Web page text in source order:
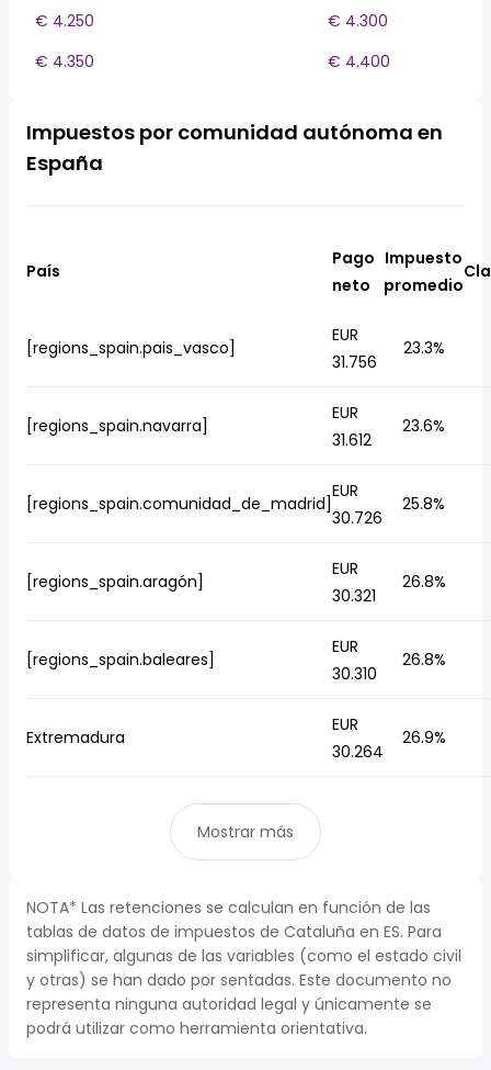
€ 4.250
€ 4.300
€ 4.350
€ 4.400
Impuestos por comunidad autónoma en
España
País
Pago
neto
Impuesto
promedio
[regions_spain.pais_vasco]
EUR
31.756
23.3%
[regions_spain.navarra]
EUR
31.612
23.6%
[regions_spain.comunidad_de_madrid]
EUR
30.726
25.8%
[regions_spain.aragón]
EUR
30.321
26.8%
[regions_spain.baleares]
EUR
30.310
26.8%
Extremadura
EUR
30.264
26.9%
Mostrar más
NOTA* Las retenciones se calculan en función de las
tablas de datos de impuestos de Cataluña en ES. Para
simplificar, algunas de las variables (como el estado civil
y otras) se han dado por sentadas. Este documento no
representa ninguna autoridad legal y únicamente se
podrá utilizar como herramienta orientativa.